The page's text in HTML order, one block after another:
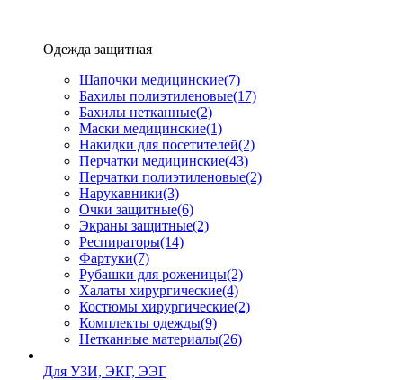
Одежда защитная
Шапочки медицинские(7)
Бахилы полиэтиленовые(17)
Бахилы нетканные(2)
Маски медицинские(1)
Накидки для посетителей(2)
Перчатки медицинские(43)
Перчатки полиэтиленовые(2)
Нарукавники(3)
Очки защитные(6)
Экраны защитные(2)
Рeспираторы(14)
Фартуки(7)
Рубашки для роженицы(2)
Халаты хирургические(4)
Костюмы хирургические(2)
Комплекты одежды(9)
Нетканные материалы(26)
Для УЗИ, ЭКГ, ЭЭГ